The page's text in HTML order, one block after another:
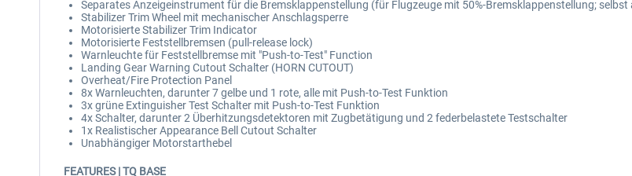
Separates Anzeigeinstrument für die Bremsklappenstellung (für Flugzeuge mit 50%-Bremsklappenstellung;
Stabilizer Trim Wheel mit mechanischer Anschlagsperre
Motorisierte Stabilizer Trim Indicator
Motorisierte Feststellbremsen (pull-release lock)
Warnleuchte für Feststellbremse mit "Push-to-Test" Function
Landing Gear Warning Cutout Schalter (HORN CUTOUT)
Overheat/Fire Protection Panel
8x Warnleuchten, darunter 7 gelbe und 1 rote, alle mit Push-to-Test Funktion
3x grüne Extinguisher Test Schalter mit Push-to-Test Funktion
4x Schalter, darunter 2 Überhitzungsdetektoren mit Zugbetätigung und 2 federbelastete Testschalter
1x Realistischer Appearance Bell Cutout Schalter
Unabhängiger Motorstarthebel
FEATURES | TQ BASE